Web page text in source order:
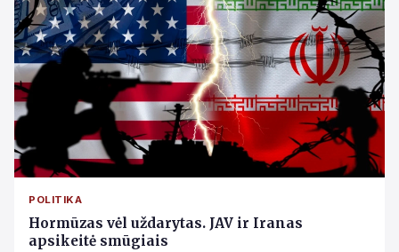
POLITIKA
Hormūzas vėl uždarytas. JAV ir Iranas
apsikeitė smūgiais